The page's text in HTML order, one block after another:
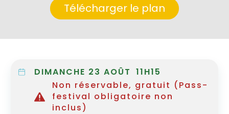
Télécharger le plan
DIMANCHE 23 AOÛT 11H15
Non réservable, gratuit (Pass-
festival obligatoire non
inclus)